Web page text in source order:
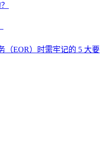
（EOR）时需牢记的 5 大要